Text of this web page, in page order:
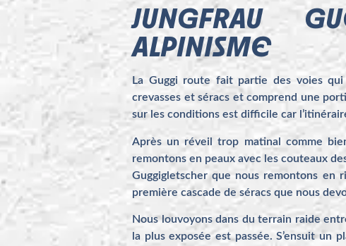
JUNGFRAU
ALPINISME
La Guggi route fait partie des voies
crevasses et séracs et comprend une
sur les conditions est difficile car
Après un réveil trop matinal comme
remontons en peaux avec les couteaux
Guggigletscher que nous remontons en
première cascade de séracs que nous
Nous louvoyons dans du terrain raide
la plus exposée est passée. S’ensuit un